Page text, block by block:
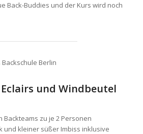
Back-Buddies und der Kurs wird noch
und Windbeutel
Backteams zu je 2 Personen
und kleiner süßer Imbiss inklusive